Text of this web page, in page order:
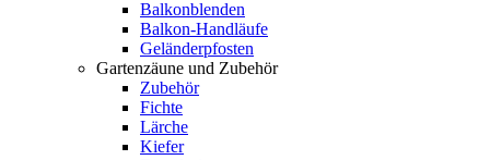
Balkonblenden
Balkon-Handläufe
Geländerpfosten
Gartenzäune und Zubehör
Zubehör
Fichte
Lärche
Kiefer